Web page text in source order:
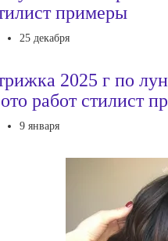
примеры
25 декабря
2025 г по
работ стилист
9 января